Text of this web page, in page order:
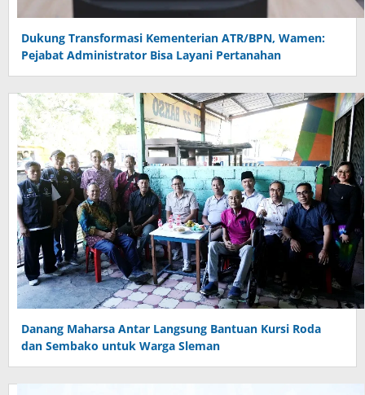
Dukung Transformasi Kementerian ATR/BPN, Wamen:
Pejabat Administrator Bisa Layani Pertanahan
Danang Maharsa Antar Langsung Bantuan Kursi Roda
dan Sembako untuk Warga Sleman